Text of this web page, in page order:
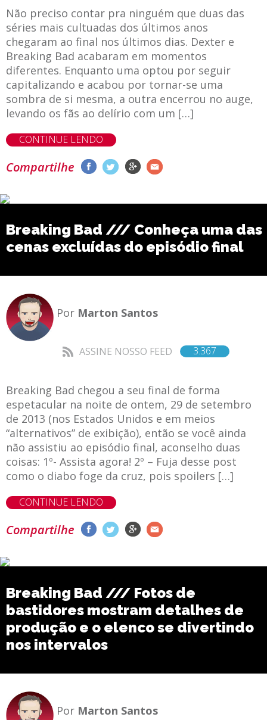
Não preciso contar pra ninguém que duas das
séries mais cultuadas dos últimos anos
chegaram ao final nos últimos dias. Dexter e
Breaking Bad acabaram em momentos
diferentes. Enquanto uma optou por seguir
capitalizando e acabou por tornar-se uma
sombra de si mesma, a outra encerrou no auge,
levando os fãs ao delírio com um […]
CONTINUE LENDO
Compartilhe
Breaking Bad /// Conheça uma das
cenas excluídas do episódio final
Por Marton Santos
ASSINE NOSSO FEED 3.367
Breaking Bad chegou a seu final de forma
espetacular na noite de ontem, 29 de setembro
de 2013 (nos Estados Unidos e em meios
“alternativos” de exibição), então se você ainda
não assistiu ao episódio final, aconselho duas
coisas: 1º- Assista agora! 2º – Fuja desse post
como o diabo foge da cruz, pois spoilers […]
CONTINUE LENDO
Compartilhe
Breaking Bad /// Fotos de
bastidores mostram detalhes de
produção e o elenco se divertindo
nos intervalos
Por Marton Santos